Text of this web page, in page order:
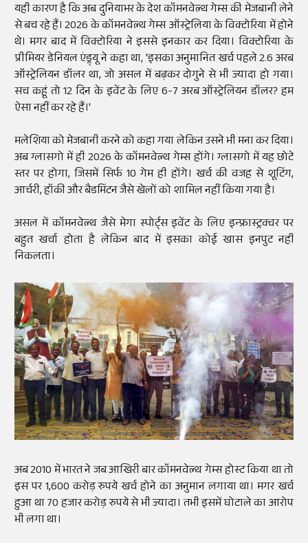
यही कारण है कि अब दुनियाभर के देश कॉमनवेल्थ गेम्स की मेजबानी लेने
से बच रहे हैं। 2026 के कॉमनवेल्थ गेम्स ऑस्ट्रेलिया के विक्टोरिया में होने
थे। मगर बाद में विक्टोरिया ने इससे इनकार कर दिया। विक्टोरिया के
प्रीमियर डेनियल एंड्र्यू ने कहा था, 'इसका अनुमानित खर्च पहले 2.6 अरब
ऑस्ट्रेलियन डॉलर था, जो असल में बढ़कर दोगुने से भी ज्यादा हो गया।
सच कहूं तो 12 दिन के इवेंट के लिए 6-7 अरब ऑस्ट्रेलियन डॉलर? हम
ऐसा नहीं कर रहे हैं।'
मलेशिया को मेजबानी करने को कहा गया लेकिन उसने भी मना कर दिया।
अब ग्लासगो में ही 2026 के कॉमनवेल्थ गेम्स होंगे। ग्लासगो में यह छोटे
स्तर पर होगा, जिसमें सिर्फ 10 गेम ही होंगे। खर्च की वजह से शूटिंग,
आर्चरी, हॉकी और बैडमिंटन जैसे खेलों को शामिल नहीं किया गया है।
असल में कॉमनवेल्थ जैसे मेगा स्पोर्ट्स इवेंट के लिए इन्फ्रास्ट्रक्चर पर
बहुत खर्चा होता है लेकिन बाद में इसका कोई खास इनपुट नहीं
निकलता।
अब 2010 में भारत ने जब आखिरी बार कॉमनवेल्थ गेम्स होस्ट किया था तो
इस पर 1,600 करोड़ रुपये खर्च होने का अनुमान लगाया था। मगर खर्च
हुआ था 70 हजार करोड़ रुपये से भी ज्यादा। तभी इसमें घोटाले का आरोप
भी लगा था।